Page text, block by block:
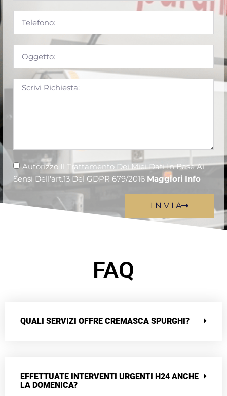
Autorizzo Il Trattamento Dei Miei Dati In Base Ai
Sensi Dell'art.13 Del GDPR 679/2016 Maggiori Info
I N V I A
FAQ
QUALI SERVIZI OFFRE CREMASCA SPURGHI?
EFFETTUATE INTERVENTI URGENTI H24 ANCHE
LA DOMENICA?